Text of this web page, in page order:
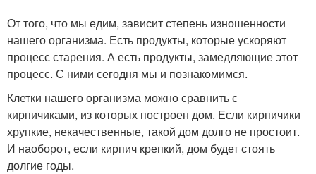
От того, что мы едим, зависит степень изношенности
нашего организма. Есть продукты, которые ускоряют
процесс старения. А есть продукты, замедляющие этот
процесс. С ними сегодня мы и познакомимся.
Клетки нашего организма можно сравнить с
кирпичиками, из которых построен дом. Если кирпичики
хрупкие, некачественные, такой дом долго не простоит.
И наоборот, если кирпич крепкий, дом будет стоять
долгие годы.